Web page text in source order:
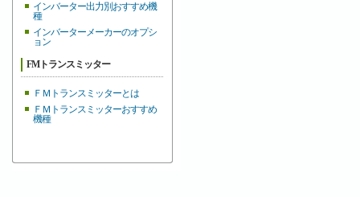
インバーター出力別おすすめ機
種
インバーターメーカーのオプシ
ョン
FMトランスミッター
ＦＭトランスミッターとは
ＦＭトランスミッターおすすめ
機種